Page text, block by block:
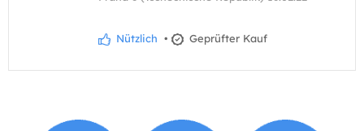
Nützlich • Geprüfter Kauf